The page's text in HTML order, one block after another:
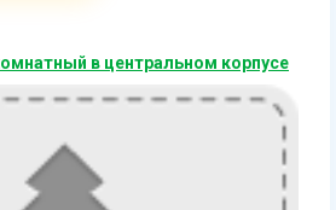
в центральном корпусе